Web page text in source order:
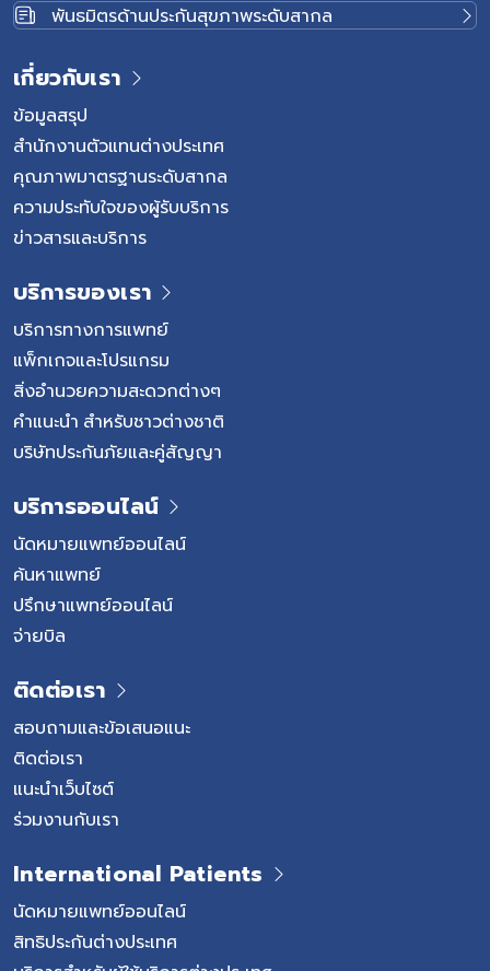
พันธมิตรด้านประกันสุขภาพระดับสากล
เกี่ยวกับเรา
ข้อมูลสรุป
สำนักงานตัวแทนต่างประเทศ
คุณภาพมาตรฐานระดับสากล
ความประทับใจของผู้รับบริการ
ข่าวสารและบริการ
บริการของเรา
บริการทางการแพทย์
แพ็กเกจและโปรแกรม
สิ่งอำนวยความสะดวกต่างๆ
คำแนะนำ สำหรับชาวต่างชาติ
บริษัทประกันภัยและคู่สัญญา
บริการออนไลน์
นัดหมายแพทย์ออนไลน์
ค้นหาแพทย์
ปรึกษาแพทย์ออนไลน์
จ่ายบิล
ติดต่อเรา
สอบถามและข้อเสนอแนะ
ติดต่อเรา
แนะนำเว็บไซต์
ร่วมงานกับเรา
International Patients
นัดหมายแพทย์ออนไลน์
สิทธิประกันต่างประเทศ